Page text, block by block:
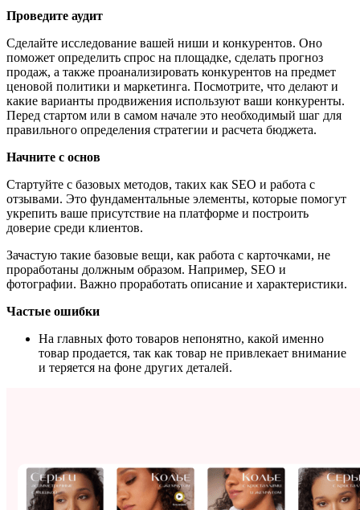
Проведите аудит
Сделайте исследование вашей ниши и конкурентов. Оно
поможет определить спрос на площадке, сделать прогноз
продаж, а также проанализировать конкурентов на предмет
ценовой политики и маркетинга. Посмотрите, что делают и
какие варианты продвижения используют ваши конкуренты.
Перед стартом или в самом начале это необходимый шаг для
правильного определения стратегии и расчета бюджета.
Начните с основ
Стартуйте с базовых методов, таких как SEO и работа с
отзывами. Это фундаментальные элементы, которые помогут
укрепить ваше присутствие на платформе и построить
доверие среди клиентов.
Зачастую такие базовые вещи, как работа с карточками, не
проработаны должным образом. Например, SEO и
фотографии. Важно проработать описание и характеристики.
Частые ошибки
На главных фото товаров непонятно, какой именно
товар продается, так как товар не привлекает внимание
и теряется на фоне других деталей.